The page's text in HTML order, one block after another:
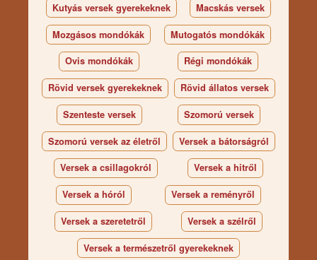
Kutyás versek gyerekeknek Macskás versek
Mozgásos mondókák Mutogatós mondókák
Ovis mondókák Régi mondókák
Rövid versek gyerekeknek Rövid állatos versek
Szenteste versek Szomorú versek
Szomorú versek az életről Versek a bátorságról
Versek a csillagokról Versek a hitről
Versek a hóról Versek a reményről
Versek a szeretetről Versek a szélről
Versek a természetről gyerekeknek